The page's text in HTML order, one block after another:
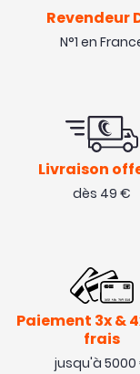
Revendeur
N°1 en
Livraison
dès 49 €
Paiement 3x &
frais
jusqu'à 5000